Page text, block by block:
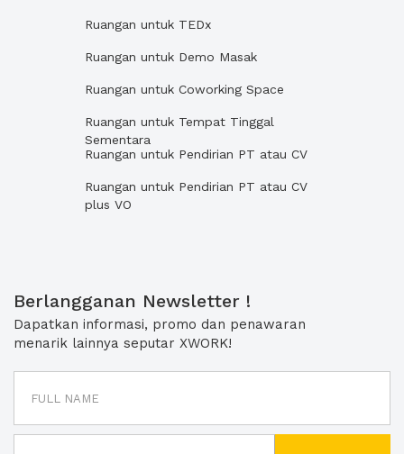
Ruangan untuk TEDx
Ruangan untuk Demo Masak
Ruangan untuk Coworking Space
Ruangan untuk Tempat Tinggal
Sementara
Ruangan untuk Pendirian PT atau CV
Ruangan untuk Pendirian PT atau CV
plus VO
Berlangganan Newsletter !
Dapatkan informasi, promo dan penawaran
menarik lainnya seputar XWORK!